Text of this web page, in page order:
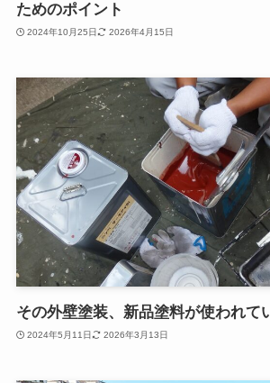
ためのポイント
2024年10月25日 2026年4月15日
その外壁塗装、新品塗料が使われて
2024年5月11日 2026年3月13日